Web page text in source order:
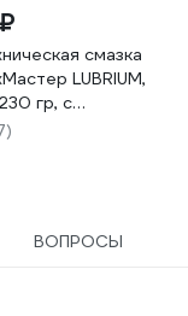
смазка
LUBRIUM,
гр, с
04149
ВОПРОСЫ